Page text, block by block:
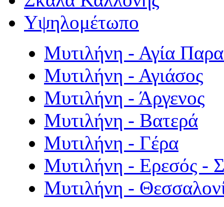
Υψηλομέτωπο
Μυτιλήνη - Αγία
Μυτιλήνη - Αγιάσος
Μυτιλήνη - Άργενος
Μυτιλήνη - Βατερά
Μυτιλήνη - Γέρα
Μυτιλήνη - Ερεσός -
Μυτιλήνη -